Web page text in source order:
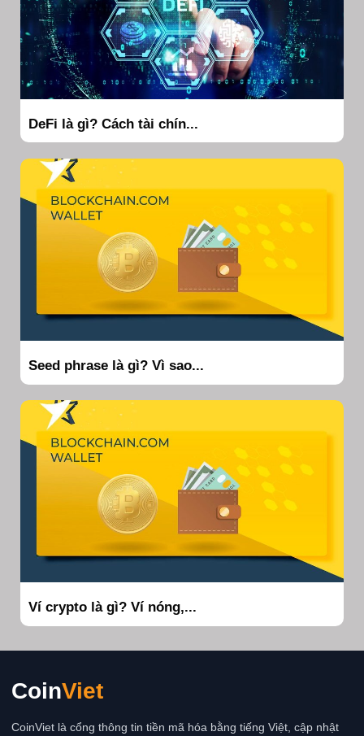
DeFi là gì? Cách tài chín...
Seed phrase là gì? Vì sao...
Ví crypto là gì? Ví nóng,...
CoinViet
CoinViet là cổng thông tin tiền mã hóa bằng tiếng Việt, cập nhật